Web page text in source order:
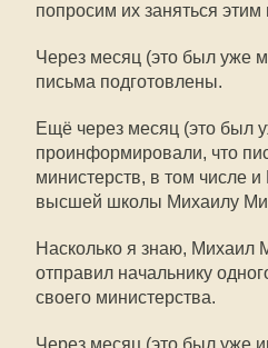
попросим их заняться
Через месяц (это был уже
письма подготовлены.
Ещё через месяц (это был
проинформировали, что
министерств, в том числе
высшей школы Михаилу
Насколько я знаю, Михаил
отправил начальнику
своего министерства.
Через месяц (это был уже